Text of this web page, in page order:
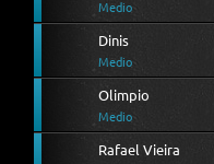
Medio
Dinis
Medio
Olimpio
Medio
Rafael Vieira